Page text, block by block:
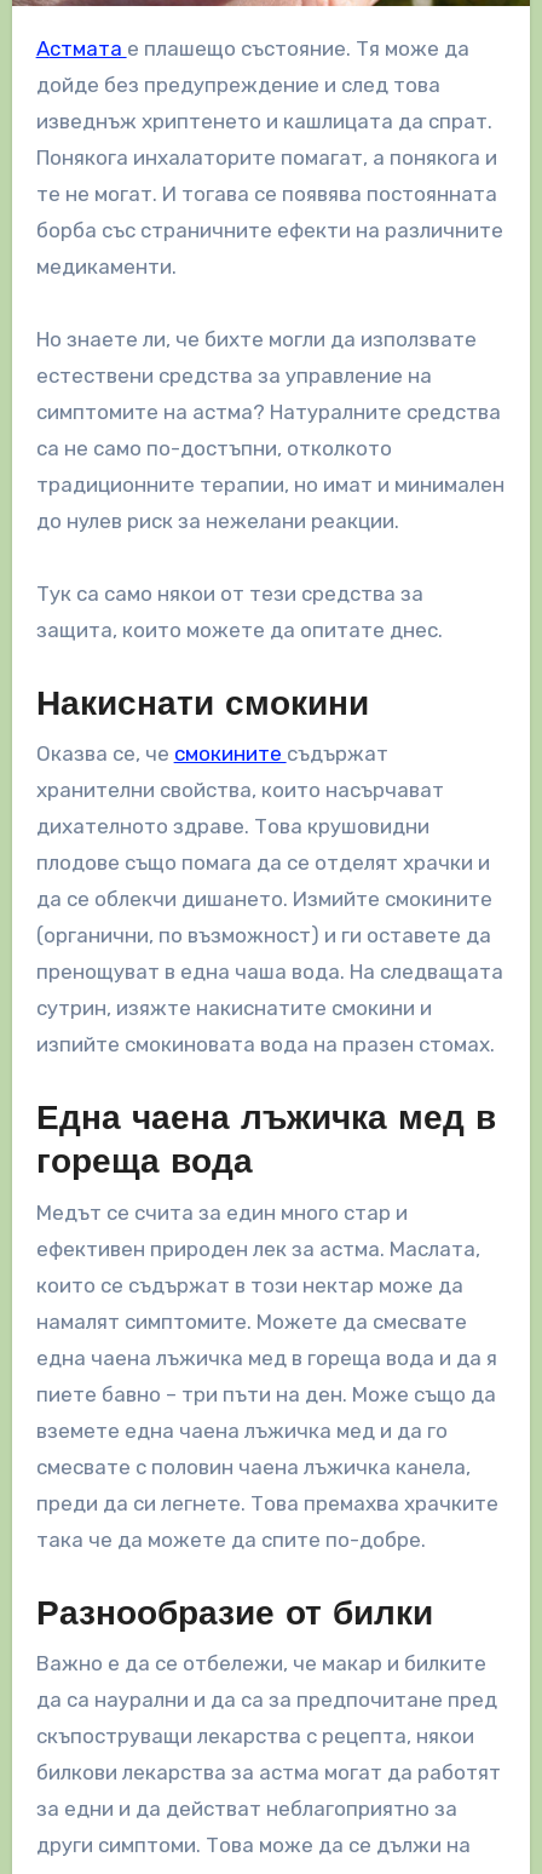
Астмата е плашещо състояние. Тя може да
дойде без предупреждение и след това
изведнъж хриптенето и кашлицата да спрат.
Понякога инхалаторите помагат, а понякога и
те не могат. И тогава се появява постоянната
борба със страничните ефекти на различните
медикаменти.
Но знаете ли, че бихте могли да използвате
естествени средства за управление на
симптомите на астма? Натуралните средства
са не само по-достъпни, отколкото
традиционните терапии, но имат и минимален
до нулев риск за нежелани реакции.
Тук са само някои от тези средства за
защита, които можете да опитате днес.
Накиснати смокини
Оказва се, че смокините съдържат
хранителни свойства, които насърчават
дихателното здраве. Това крушовидни
плодове също помага да се отделят храчки и
да се облекчи дишането. Измийте смокините
(органични, по възможност) и ги оставете да
пренощуват в една чаша вода. На следващата
сутрин, изяжте накиснатите смокини и
изпийте смокиновата вода на празен стомах.
Една чаена лъжичка мед в
гореща вода
Медът се счита за един много стар и
ефективен природен лек за астма. Маслата,
които се съдържат в този нектар може да
намалят симптомите. Можете да смесвате
една чаена лъжичка мед в гореща вода и да я
пиете бавно – три пъти на ден. Може също да
вземете една чаена лъжичка мед и да го
смесвате с половин чаена лъжичка канела,
преди да си легнете. Това премахва храчките
така че да можете да спите по-добре.
Разнообразие от билки
Важно е да се отбележи, че макар и билките
да са наурални и да са за предпочитане пред
скъпоструващи лекарства с рецепта, някои
билкови лекарства за астма могат да работят
за едни и да действат неблагоприятно за
други симптоми. Това може да се дължи на